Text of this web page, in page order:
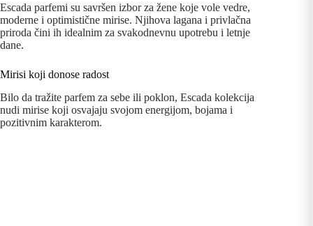
Escada parfemi su savršen izbor za žene koje vole vedre,
moderne i optimistične mirise. Njihova lagana i privlačna
priroda čini ih idealnim za svakodnevnu upotrebu i letnje
dane.
Mirisi koji donose radost
Bilo da tražite parfem za sebe ili poklon, Escada kolekcija
nudi mirise koji osvajaju svojom energijom, bojama i
pozitivnim karakterom.